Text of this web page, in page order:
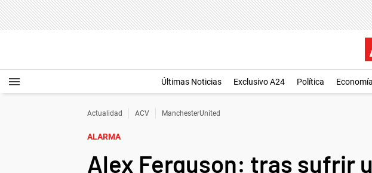
Últimas Noticias Exclusivo A24 Política Economía
Actualidad ACV ManchesterUnited
ALARMA
Alex Ferguson: tras sufrir